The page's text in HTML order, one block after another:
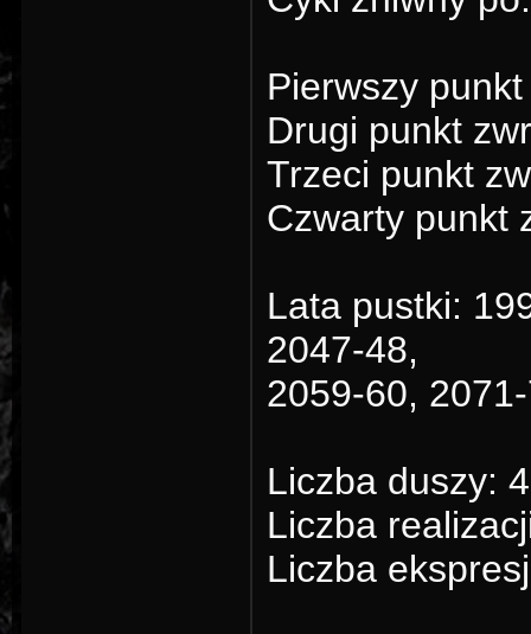
Pierwszy
Drugi punkt
Trzeci punkt
Czwarty punkt
Lata pustki:
2047-48,
2059-60,
Liczba duszy: 4
Liczba
Liczba